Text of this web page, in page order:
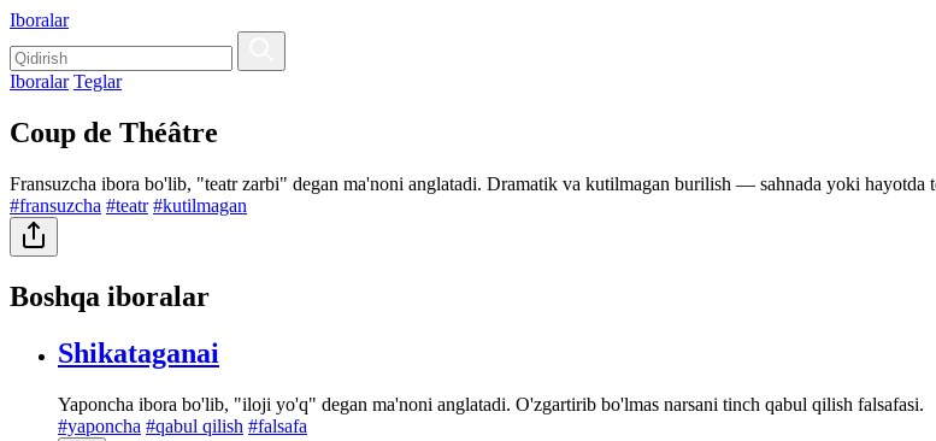
Iboralar
Iboralar Teglar
Coup de Théâtre
Fransuzcha ibora bo'lib, "teatr zarbi" degan ma'noni anglatadi. Dramatik va kutilmagan burilish — sahnada yoki hayotda
#fransuzcha #teatr #kutilmagan
Boshqa iboralar
Shikataganai
Yaponcha ibora bo'lib, "iloji yo'q" degan ma'noni anglatadi. O'zgartirib bo'lmas narsani tinch qabul qilish falsafasi.
#yaponcha #qabul qilish #falsafa